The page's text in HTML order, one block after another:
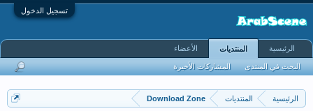
تسجيل الدخول
الرئيسية المنتديات Download Zone
الرئيسية المنتديات
البحث في المنتدى المشاركات الأخيرة
الأعضاء